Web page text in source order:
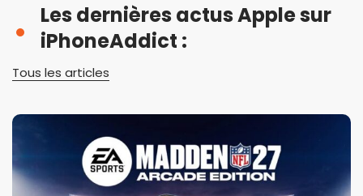
Les dernières actus Apple sur
iPhoneAddict :
Tous les articles